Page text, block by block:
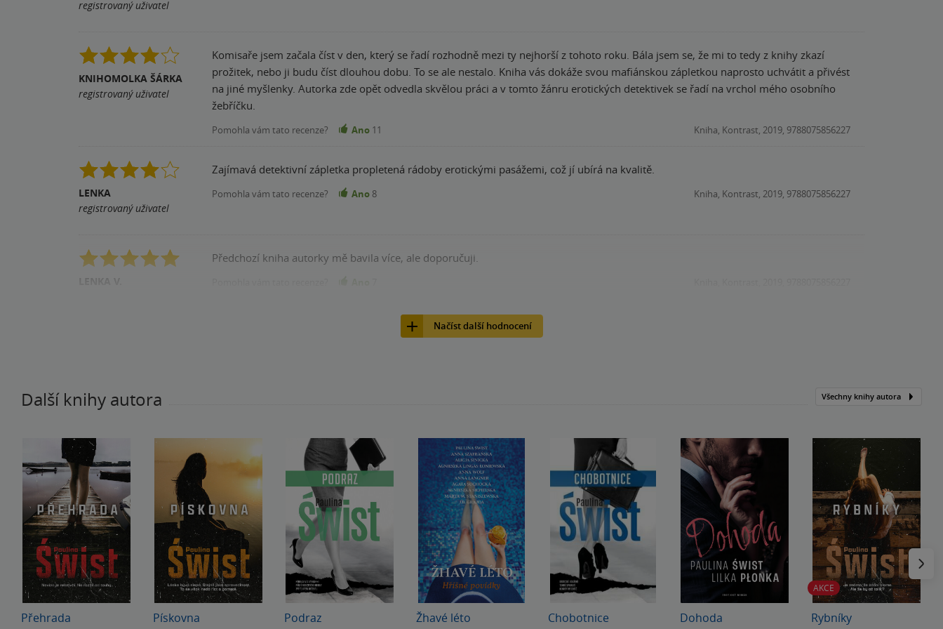
registrovaný uživatel
KNIHOMOLKA ŠÁRKA
registrovaný uživatel
Komisaře jsem začala číst v den, který se řadí rozhodně mezi ty nejhorší z tohoto roku. Bála jsem se, že mi to tedy z knihy zkazí
prožitek, nebo ji budu číst dlouhou dobu. To se ale nestalo. Kniha vás dokáže svou mafiánskou zápletkou naprosto uchvátit a přivést
na jiné myšlenky. Autorka zde opět odvedla skvělou práci a v tomto žánru erotických detektivek se řadí na vrchol mého osobního
žebříčku.
Pomohla vám tato recenze? Ano 11 Kniha, Kontrast, 2019, 9788075856227
LENKA
registrovaný uživatel
Zajímavá detektivní zápletka propletená rádoby erotickými pasážemi, což jí ubírá na kvalitě.
Pomohla vám tato recenze? Ano 8 Kniha, Kontrast, 2019, 9788075856227
Předchozí kniha autorky mě bavila více, ale doporučuji.
Načíst další hodnocení
Další knihy autora Všechny knihy autora
Přehrada Pískovna Podraz Žhavé léto Chobotnice Dohoda
AKCE
Rybníky